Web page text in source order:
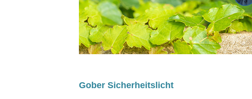
Gober Sicherheitslicht